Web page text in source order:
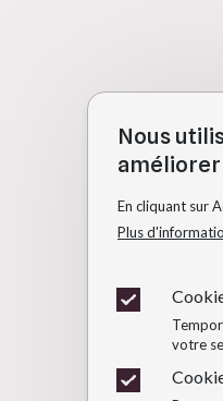
Nous
En cliquant sur
Plus
votre